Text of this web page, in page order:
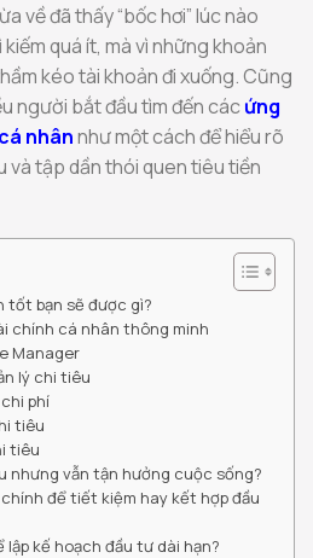
về đã thấy “bốc hơi” lúc nào
quá ít, mà vì những khoản
kéo tài khoản đi xuống. Cũng
người bắt đầu tìm đến các ứng
nhânnhư một cách để hiểu rõ
và tập dần thói quen tiêu tiền
tốt bạn sẽ được gì?
chính cá nhân thông minh
Manager
lý chi tiêu
phí
tiêu
tiêu
nhưng vẫn tận hưởng cuộc sống?
để tiết kiệm hay kết hợp đầu
lập kế hoạch đầu tư dài hạn?